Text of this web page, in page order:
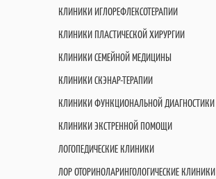
КЛИНИКИ ИГЛОРЕФЛЕКСОТЕРАПИИ
КЛИНИКИ ПЛАСТИЧЕСКОЙ ХИРУРГИИ
КЛИНИКИ СЕМЕЙНОЙ МЕДИЦИНЫ
КЛИНИКИ СКЭНАР-ТЕРАПИИ
КЛИНИКИ ФУНКЦИОНАЛЬНОЙ ДИАГНОСТИКИ
КЛИНИКИ ЭКСТРЕННОЙ ПОМОЩИ
ЛОГОПЕДИЧЕСКИЕ КЛИНИКИ
ЛОР ОТОРИНОЛАРИНГОЛОГИЧЕСКИЕ КЛИНИКИ